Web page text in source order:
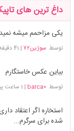
داغ ترین های
یکی مزاحمم میشه
توسط سوژین۷۲ | 41 دقیقه پیش
بیاین عکس خاستگارم
توسط barca0
| 1 ساعت پیش
استخاره اگر اعتقاد
شده برای سرگرم...